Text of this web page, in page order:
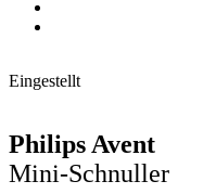
Eingestellt
Philips Avent
Mini-Schnuller